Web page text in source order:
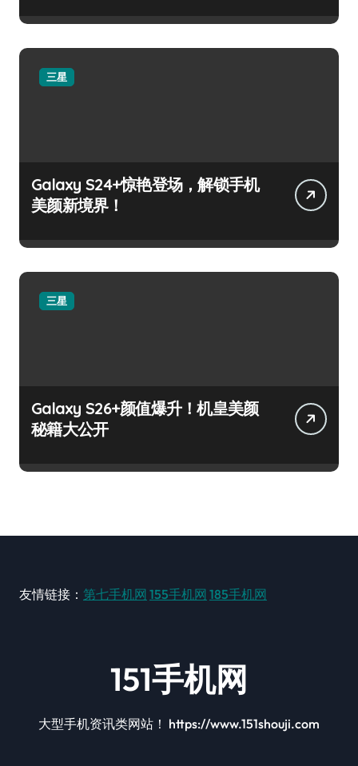
三星
Galaxy S24+惊艳登场，解锁手机
美颜新境界！
三星
Galaxy S26+颜值爆升！机皇美颜
秘籍大公开
友情链接： 第七手机网 155手机网 185手机网
151手机网
大型手机资讯类网站！ https://www.151shouji.com